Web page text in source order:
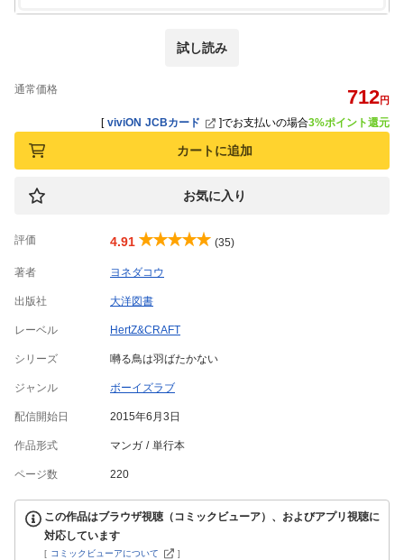
試し読み
通常価格 712円
[ viviON JCBカード ]でお支払いの場合3%ポイント還元
カートに追加
お気に入り
評価 4.91 (35)
著者 ヨネダコウ
出版社 大洋図書
レーベル HertZ&CRAFT
シリーズ 囀る鳥は羽ばたかない
ジャンル ボーイズラブ
配信開始日 2015年6月3日
作品形式 マンガ 単行本
ページ数 220
この作品はブラウザ視聴（コミックビューア）、およびアプリ視聴に
対応しています
[ コミックビューアについて ]